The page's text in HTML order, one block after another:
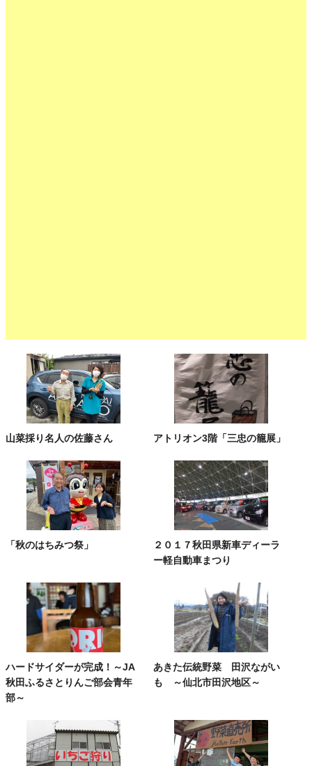
山菜採り名人の佐藤さん アトリオン3階「三忠の籠展」
「秋のはちみつ祭」
２０１７秋田県新車ディーラ
ー軽自動車まつり
ハードサイダーが完成！～JA
秋田ふるさとりんご部会青年
部～
あきた伝統野菜 田沢ながい
も ～仙北市田沢地区～